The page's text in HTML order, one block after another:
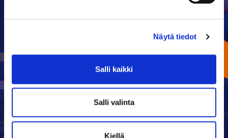
Näytä tiedot
Salli kaikki
Salli valinta
Kiellä
OTTELUKALENTERI
ELOKUU2026